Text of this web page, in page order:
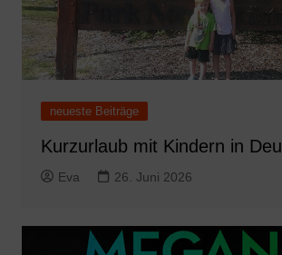
neueste Beiträge
Kurzurlaub mit Kindern in
Eva 26. Juni 2026